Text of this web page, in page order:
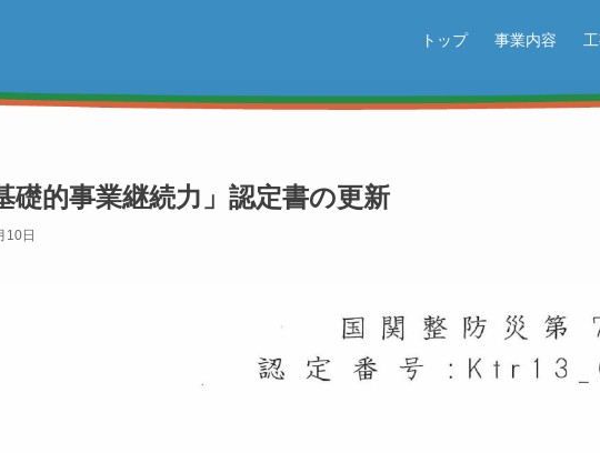
トップ 事業内容
礎的事業継続力」認定書の更新
10日